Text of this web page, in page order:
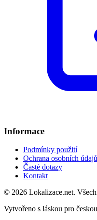
Informace
Podmínky použití
Ochrana osobních údajů
Časté dotazy
Kontakt
© 2026 Lokalizace.net.
Vytvořeno s láskou pro